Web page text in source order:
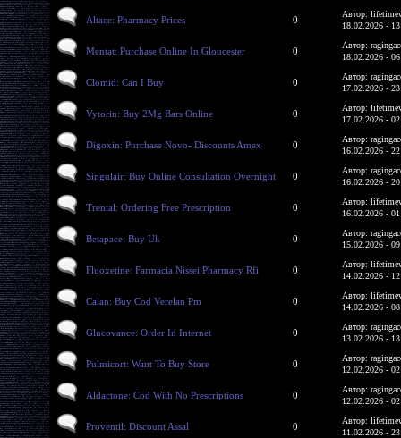
Altace: Pharmacy Prices 0
Автор:
18.02.2026 -
Mentat: Purchase Online In Gloucester 0
Автор:
18.02.2026 -
Clomid: Can I Buy 0
Автор:
17.02.2026 -
Vytorin: Buy 2Mg Bars Online 0
Автор:
17.02.2026 -
Digoxin: Purchase Novo- Discounts Amex 0
Автор:
16.02.2026 -
Singulair: Buy Online Consultation Overnight 0
Автор:
16.02.2026 -
Trental: Ordering Free Prescription 0
Автор:
16.02.2026 -
Betapace: Buy Uk 0
Автор:
15.02.2026 -
Fluoxetine: Farmacia Nissei Pharmacy Rfi 0
Автор:
14.02.2026 -
Calan: Buy Cod Verelan Pm 0
Автор:
14.02.2026 -
Glucovance: Order In Internet 0
Автор:
13.02.2026 -
Pulmicort: Want To Buy Store 0
Автор:
12.02.2026 -
Aldactone: Cod With No Prescriptions 0
Автор:
12.02.2026 -
Proventil: Discount Assal 0
Автор:
11.02.2026 -